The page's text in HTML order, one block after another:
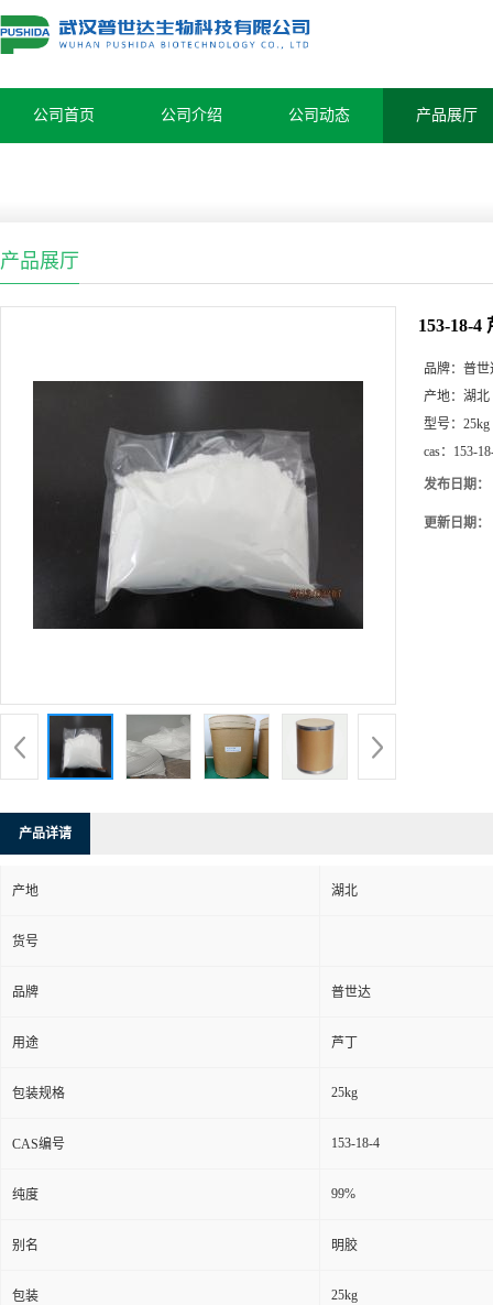
公司首页 公司介绍 公司动态 产品展厅
产品展厅
153-18-4
品牌： 普世
产地： 湖北
型号： 25kg
cas： 153-
发布日期：
更新日期：
产品详请
产地 湖北
货号
品牌 普世达
用途 芦丁
包装规格 25kg
CAS编号 153-18-4
纯度 99%
别名 明胶
包装 25kg